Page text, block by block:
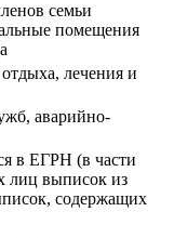
семьи
помещения
лечения и
аварийно-
в ЕГРН (в части
лиц выписок из
содержащих